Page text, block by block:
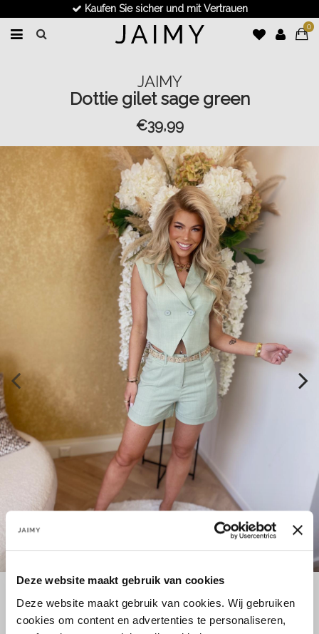
Deze website maakt gebruik van cookies
Deze website maakt gebruik van cookies. Wij gebruiken
cookies om content en advertenties te personaliseren,
Kaufen Sie sicher und mit Vertrauen
0
JAIMY
Dottie gilet sage green
€39,99
Größe: